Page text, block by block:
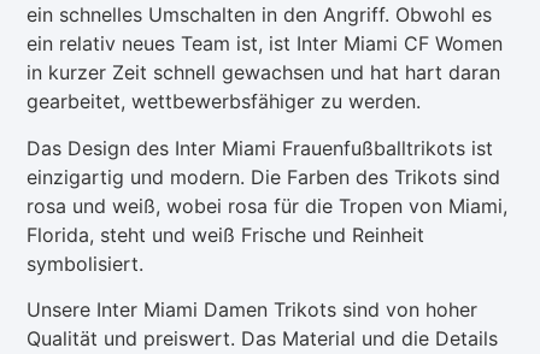
ein schnelles Umschalten in den Angriff. Obwohl es
ein relativ neues Team ist, ist Inter Miami CF Women
in kurzer Zeit schnell gewachsen und hat hart daran
gearbeitet, wettbewerbsfähiger zu werden.
Das Design des Inter Miami Frauenfußballtrikots ist
einzigartig und modern. Die Farben des Trikots sind
rosa und weiß, wobei rosa für die Tropen von Miami,
Florida, steht und weiß Frische und Reinheit
symbolisiert.
Unsere Inter Miami Damen Trikots sind von hoher
Qualität und preiswert. Das Material und die Details